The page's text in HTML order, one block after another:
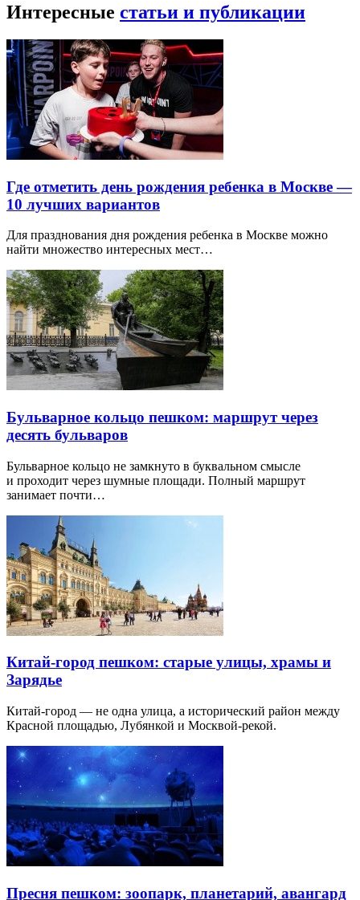
Интересные статьи и публикации
Где отметить день рождения ребенка в Москве —
10 лучших вариантов
Для празднования дня рождения ребенка в Москве можно
найти множество интересных мест…
Бульварное кольцо пешком: маршрут через
десять бульваров
Бульварное кольцо не замкнуто в буквальном смысле
и проходит через шумные площади. Полный маршрут
занимает почти…
Китай-город пешком: старые улицы, храмы и
Зарядье
Китай-город — не одна улица, а исторический район между
Красной площадью, Лубянкой и Москвой-рекой.
Пресня пешком: зоопарк, планетарий, авангард